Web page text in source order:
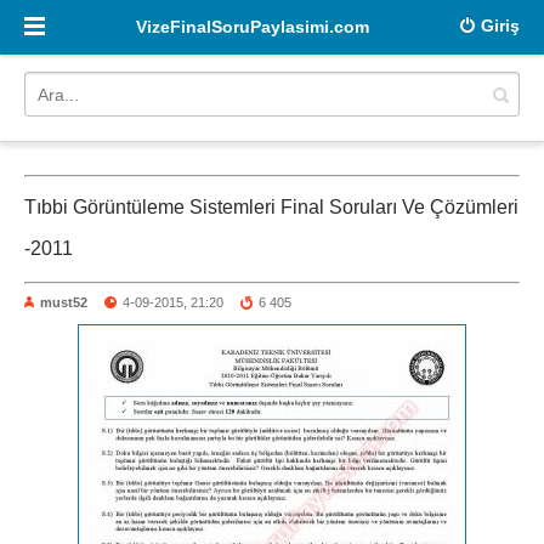
Giriş
VizeFinalSoruPaylasimi.com
Tıbbi Görüntüleme Sistemleri Final Soruları Ve Çözümleri
-2011
must52 4-09-2015, 21:20 6 405